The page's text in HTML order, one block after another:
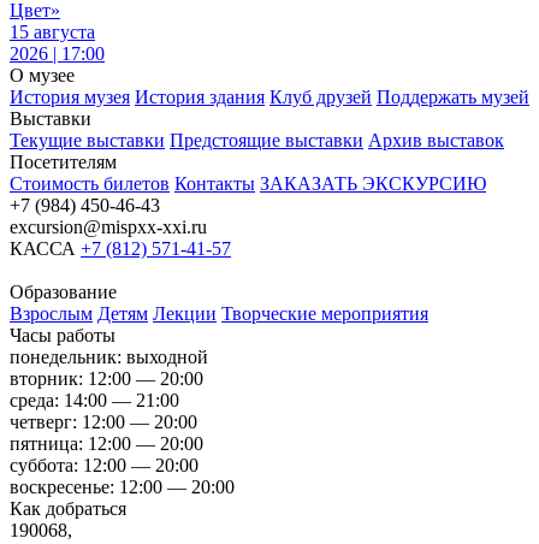
Цвет»
15 августа
2026 | 17:00
О музее
История музея История здания Клуб друзей Поддержать музей
Выставки
Текущие выставки Предстоящие выставки Архив выставок
Посетителям
Стоимость билетов Контакты ЗАКАЗАТЬ ЭКСКУРСИЮ
+7 (984) 450-46-43
excursion@mispxx-xxi.ru
КАССА +7 (812) 571-41-57
Образование
Взрослым Детям Лекции Творческие мероприятия
Часы работы
понедельник: выходной
вторник: 12:00 — 20:00
среда: 14:00 — 21:00
четверг: 12:00 — 20:00
пятница: 12:00 — 20:00
суббота: 12:00 — 20:00
воскресенье: 12:00 — 20:00
Как добраться
190068,